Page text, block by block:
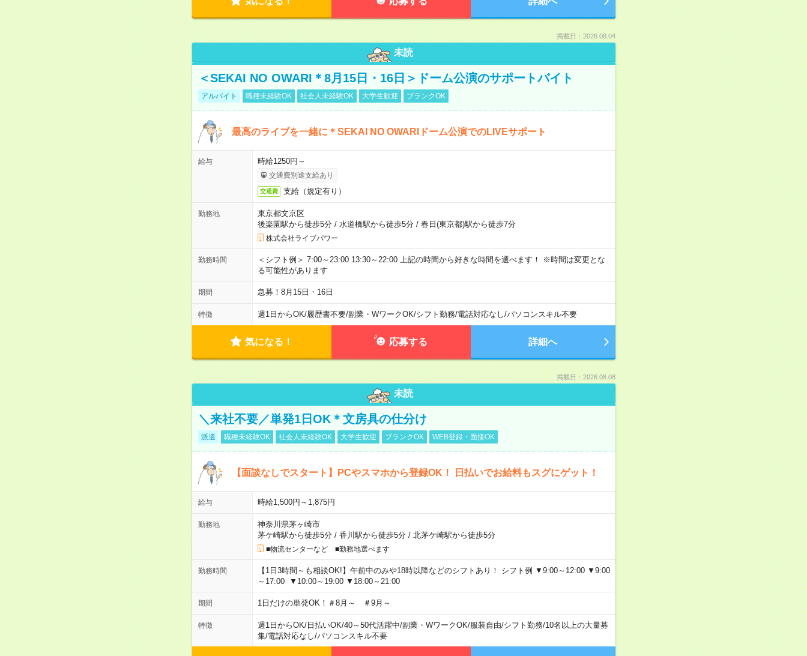
掲載日：2026.08.04
未読
＜SEKAI NO OWARI＊8月15日・16日＞ドーム公演のサポートバイト
アルバイト 職種未経験OK 社会人未経験OK 大学生歓迎 ブランクOK
最高のライブを一緒に＊SEKAI NO OWARIドーム公演でのLIVEサポート
給与 時給1250円～
交通費別途支給あり
交通費 支給（規定有り）
勤務地
東京都文京区
後楽園駅から徒歩5分/ 水道橋駅から徒歩5分/ 春日(東京都)駅から徒歩7分
株式会社ライブパワー
勤務時間
＜シフト例＞ 7:00～23:00 13:30～22:00 上記の時間から好きな時間を選べます！ ※時間は変更とな
る可能性があります
期間 急募！8月15日・16日
特徴 週1日からOK/履歴書不要/副業・WワークOK/シフト勤務/電話対応なし/パソコンスキル不要
気になる！ 応募する 詳細へ
掲載日：2026.08.08
未読
＼来社不要／単発1日OK＊文房具の仕分け
派遣 職種未経験OK 社会人未経験OK 大学生歓迎 ブランクOK WEB登録・面接OK
【面談なしでスタート】PCやスマホから登録OK！ 日払いでお給料もスグにゲット！
給与 時給1,500円～1,875円
勤務地
神奈川県茅ヶ崎市
茅ケ崎駅から徒歩5分/ 香川駅から徒歩5分/ 北茅ケ崎駅から徒歩5分
■物流センターなど ■勤務地選べます
勤務時間
【1日3時間～も相談OK!】午前中のみや18時以降などのシフトあり！ シフト例 ▼9:00～12:00 ▼9:00
～17:00 ▼10:00～19:00 ▼18:00～21:00
期間 1日だけの単発OK！＃8月～ ＃9月～
特徴 週1日からOK/日払いOK/40～50代活躍中/副業・WワークOK/服装自由/シフト勤務/10名以上の大量募
集/電話対応なし/パソコンスキル不要